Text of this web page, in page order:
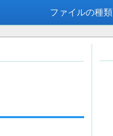
ファイルの種類